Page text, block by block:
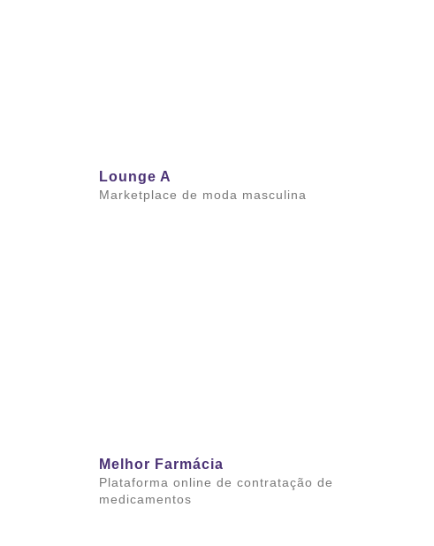
Lounge A
Marketplace de moda masculina
Melhor Farmácia
Plataforma online de contratação de
medicamentos